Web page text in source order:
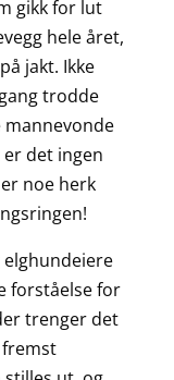
gikk for lut
hele året,
jakt. Ikke
trodde
er det ingen
noe herk
forståelse for
trenger det
fremst